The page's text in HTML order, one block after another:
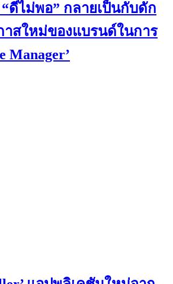
ดีไม่พอ” กลายเป็นกับดัก
าสใหม่ของแบรนด์ในการ
Manager’